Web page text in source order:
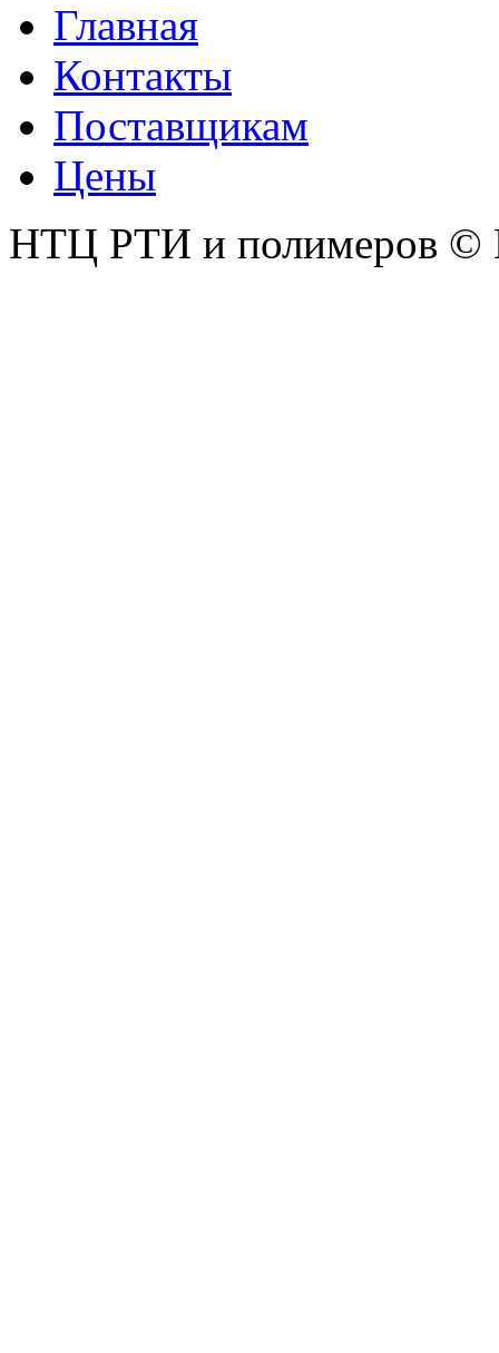
Главная
Контакты
Поставщикам
Цены
НТЦ РТИ и полимеров ©